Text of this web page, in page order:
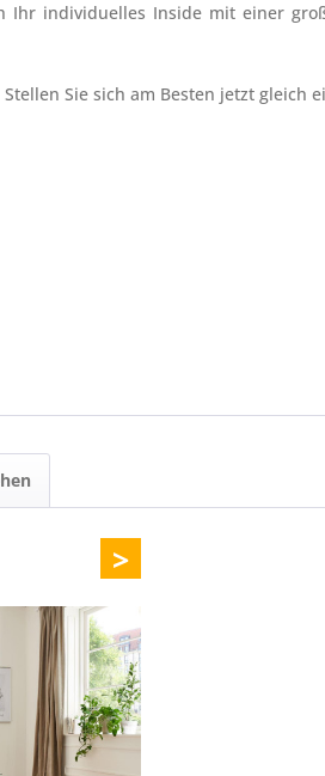
Ihr individuelles Inside mit einer
Stellen Sie sich am Besten jetzt gleich
>